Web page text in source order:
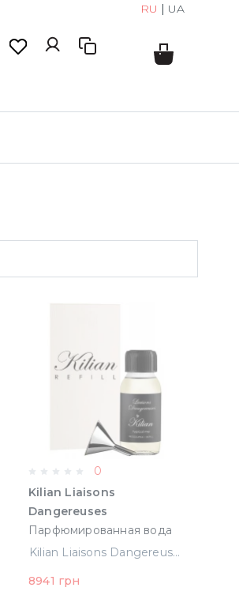
RU | UA
0
Kilian Liaisons
Dangereuses
Парфюмированная вода
100 ml Тестер-рефил Без
(3700550263715)
Kilian Liaisons Dangereuses Парфюмированная вода 100 ml Тестер-рефил Без Спрея (15025) (3700550263715)
8941 грн